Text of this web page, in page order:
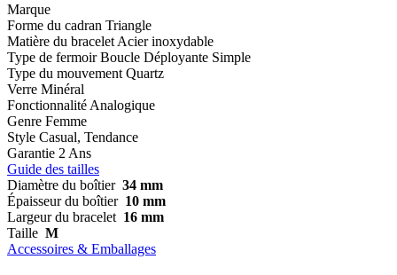
Marque
Forme du cadran Triangle
Matière du bracelet Acier inoxydable
Type de fermoir Boucle Déployante Simple
Type du mouvement Quartz
Verre Minéral
Fonctionnalité Analogique
Genre Femme
Style Casual, Tendance
Garantie 2 Ans
Guide des tailles
Diamètre du boîtier 34 mm
Épaisseur du boîtier 10 mm
Largeur du bracelet 16 mm
Taille M
Accessoires & Emballages